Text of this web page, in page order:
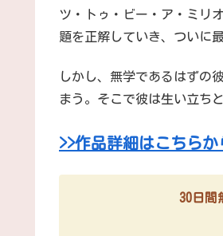
ツ・トゥ・ビー・ア・ミリ
題を正解していき、ついに
しかし、無学であるはずの
まう。そこで彼は生い立ち
>>作品詳細はこちらか
30日間